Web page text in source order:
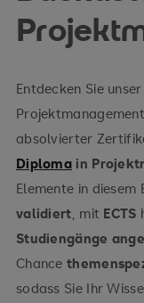
hohe
Entdecken Sie
absolvierter
Diploma in
Elemente in
validiert, mit ECTS
Studiengänge
Chance
sodass Sie Ihr